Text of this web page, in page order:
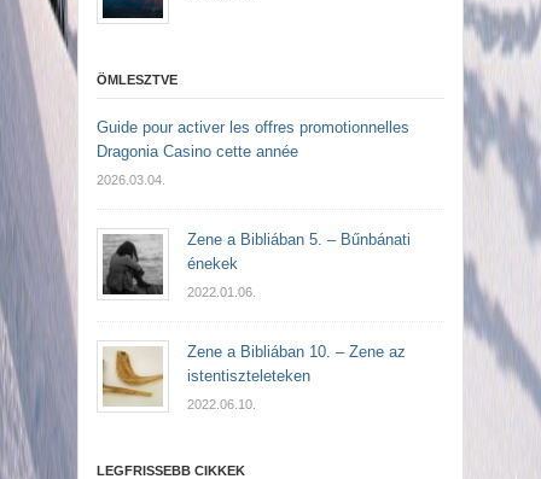
ÖMLESZTVE
Guide pour activer les offres promotionnelles
Dragonia Casino cette année
2026.03.04.
Zene a Bibliában 5. – Bűnbánati
énekek
2022.01.06.
Zene a Bibliában 10. – Zene az
istentiszteleteken
2022.06.10.
LEGFRISSEBB CIKKEK